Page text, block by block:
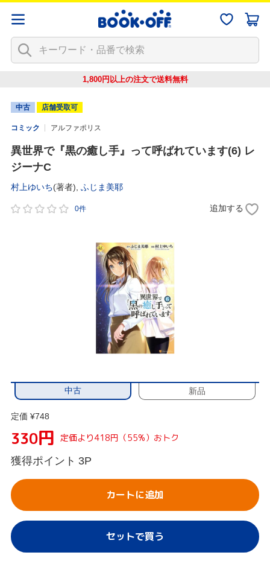
1,800円以上の注文で送料無料
中古 店舗受取可
コミック アルファポリス
異世界で『黒の癒し手』って呼ばれています(6) レ
ジーナC
村上ゆいち(著者), ふじま美耶
0件 追加する
中古 新品
定価 ¥748
330円 定価より418円（55%）おトク
獲得ポイント 3P
カートに追加
セットで買う